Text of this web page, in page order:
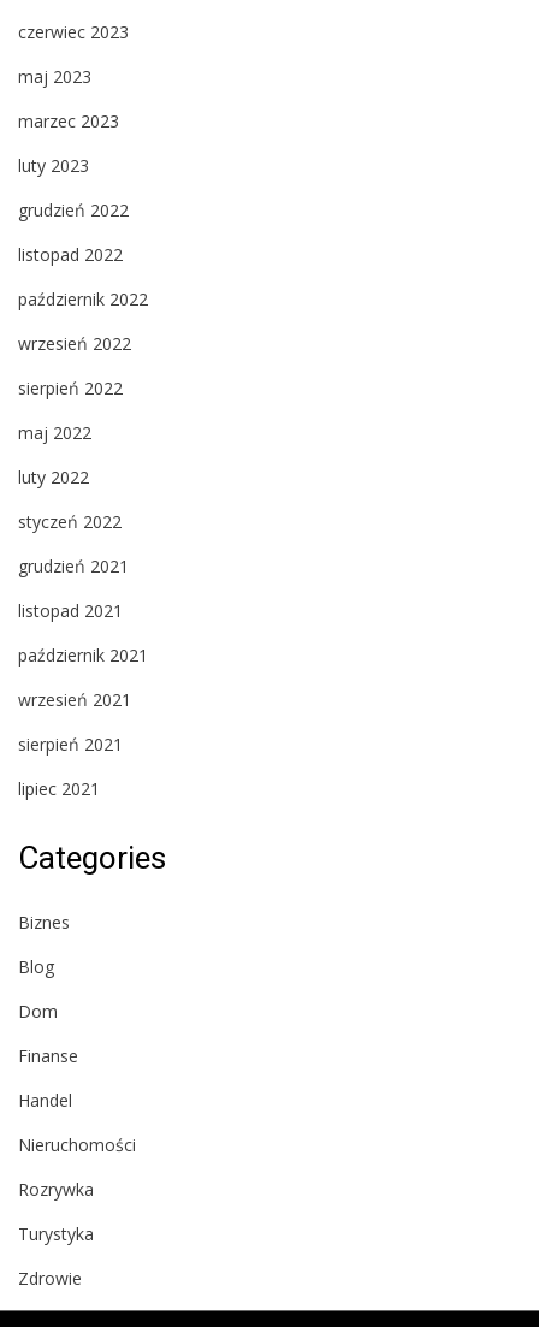
czerwiec 2023
maj 2023
marzec 2023
luty 2023
grudzień 2022
listopad 2022
październik 2022
wrzesień 2022
sierpień 2022
maj 2022
luty 2022
styczeń 2022
grudzień 2021
listopad 2021
październik 2021
wrzesień 2021
sierpień 2021
lipiec 2021
Categories
Biznes
Blog
Dom
Finanse
Handel
Nieruchomości
Rozrywka
Turystyka
Zdrowie